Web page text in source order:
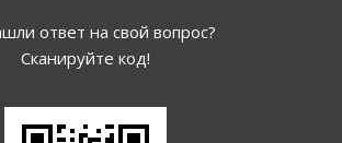
ответ на свой вопрос?
Сканируйте код!